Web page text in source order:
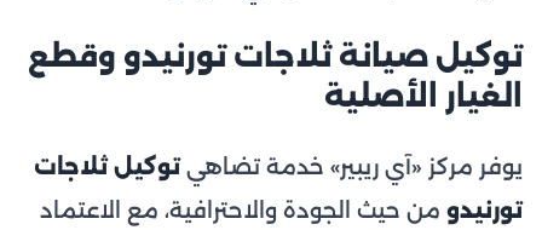
توكيل صيانة ثلاجات تورنيدو وقطع
الغيار الأصلية
يوفر مركز «آي ريبير» خدمة تضاهيتوكيل ثلاجات
تورنيدو من حيث الجودة والاحترافية، مع الاعتماد